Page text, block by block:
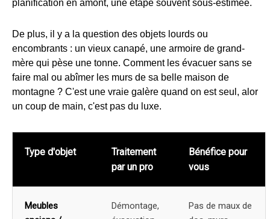
planification en amont, une étape souvent sous-estimée.
De plus, il y a la question des objets lourds ou
encombrants : un vieux canapé, une armoire de grand-
mère qui pèse une tonne. Comment les évacuer sans se
faire mal ou abîmer les murs de sa belle maison de
montagne ? C'est une vraie galère quand on est seul, alor
un coup de main, c'est pas du luxe.
Type d'objet
Traitement
par un pro
Bénéfice pour
vous
Meubles
Démontage,
Pas de maux de